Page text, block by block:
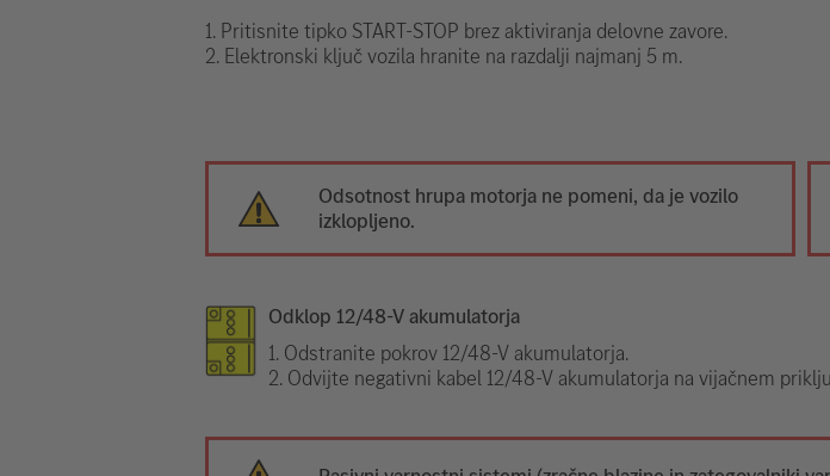
1. Pritisnite tipko START-STOP brez aktiviranja delovne zavore.
2. Elektronski ključ vozila hranite na razdalji najmanj 5 m.
Odsotnost hrupa motorja ne pomeni, da je vozilo
izklopljeno.
Odklop 12/48-V akumulatorja
1. Odstranite pokrov 12/48-V akumulatorja.
2. Odvijte negativni kabel 12/48-V akumulatorja na vijačnem